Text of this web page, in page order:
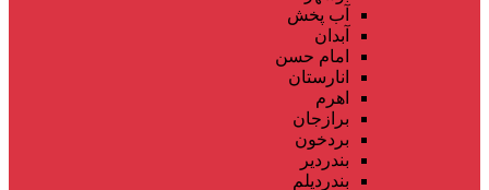
آب پخش
آبدان
امام حسن
انارستان
اهرم
برازجان
بردخون
بندردیر
بندردیلم